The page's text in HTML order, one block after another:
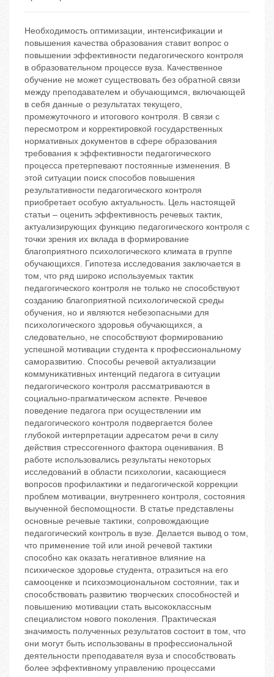
Необходимость оптимизации, интенсификации и
повышения качества образования ставит вопрос о
повышении эффективности педагогического контроля
в образовательном процессе вуза. Качественное
обучение не может существовать без обратной связи
между преподавателем и обучающимся, включающей
в себя данные о результатах текущего,
промежуточного и итогового контроля. В связи с
пересмотром и корректировкой государственных
нормативных документов в сфере образования
требования к эффективности педагогического
процесса претерпевают постоянные изменения. В
этой ситуации поиск способов повышения
результативности педагогического контроля
приобретает особую актуальность. Цель настоящей
статьи – оценить эффективность речевых тактик,
актуализирующих функцию педагогического контроля с
точки зрения их вклада в формирование
благоприятного психологического климата в группе
обучающихся. Гипотеза исследования заключается в
том, что ряд широко используемых тактик
педагогического контроля не только не способствуют
созданию благоприятной психологической среды
обучения, но и являются небезопасными для
психологического здоровья обучающихся, а
следовательно, не способствуют формированию
успешной мотивации студента к профессиональному
саморазвитию. Способы речевой актуализации
коммуникативных интенций педагога в ситуации
педагогического контроля рассматриваются в
социально-прагматическом аспекте. Речевое
поведение педагога при осуществлении им
педагогического контроля подвергается более
глубокой интерпретации адресатом речи в силу
действия стрессогенного фактора оценивания. В
работе использовались результаты некоторых
исследований в области психологии, касающиеся
вопросов профилактики и педагогической коррекции
проблем мотивации, внутреннего контроля, состояния
выученной беспомощности. В статье представлены
основные речевые тактики, сопровождающие
педагогический контроль в вузе. Делается вывод о том,
что применение той или иной речевой тактики
способно как оказать негативное влияние на
психическое здоровье студента, отразиться на его
самооценке и психоэмоциональном состоянии, так и
способствовать развитию творческих способностей и
повышению мотивации стать высококлассным
специалистом нового поколения. Практическая
значимость полученных результатов состоит в том, что
они могут быть использованы в профессиональной
деятельности преподавателя вуза и способствовать
более эффективному управлению процессами